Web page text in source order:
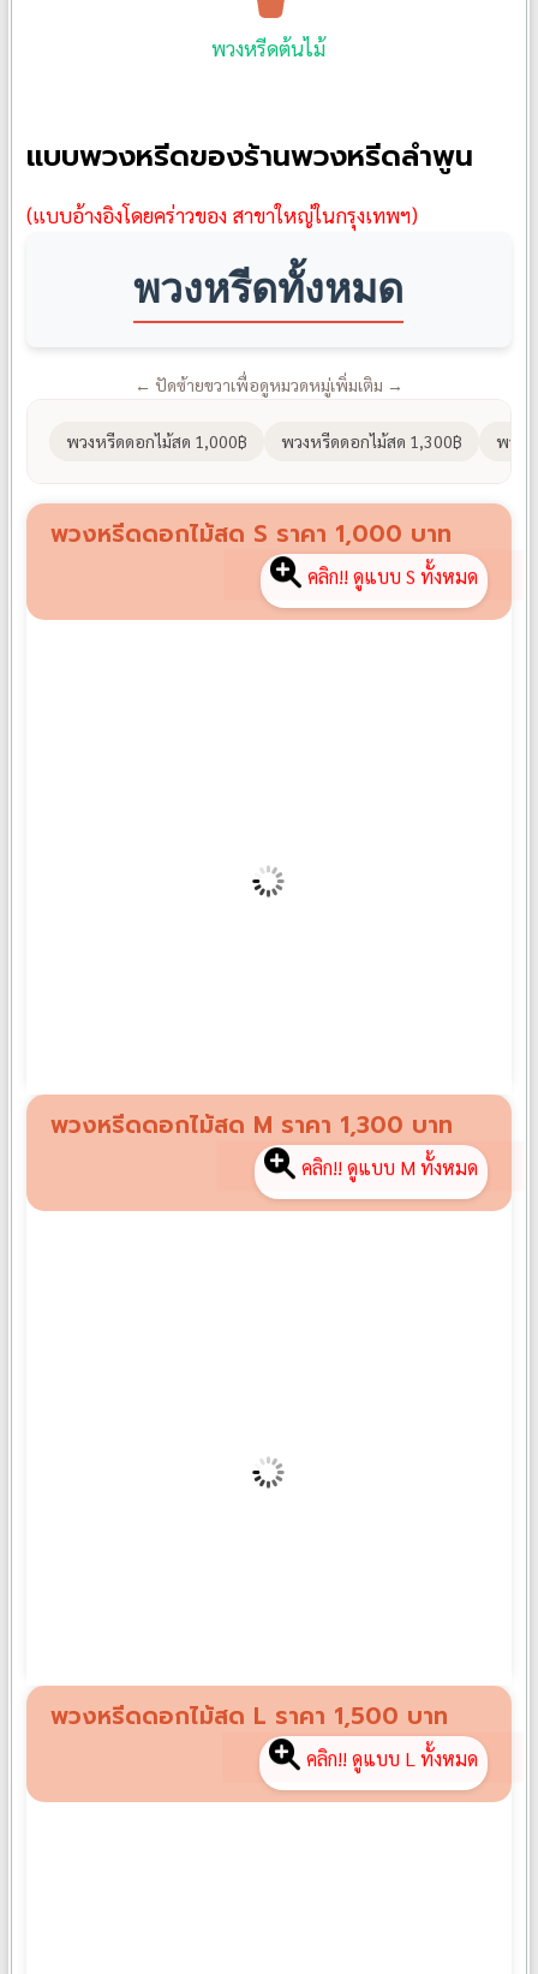
พวงหรีดต้นไม้
แบบพวงหรีดของร้านพวงหรีดลำพูน
(แบบอ้างอิงโดยคร่าวของ สาขาใหญ่ในกรุงเทพฯ)
พวงหรีดทั้งหมด
← ปัดซ้ายขวาเพื่อดูหมวดหมู่เพิ่มเติม →
พวงหรีดดอกไม้สด 1,000฿ พวงหรีดดอกไม้สด 1,300฿ พวง
พวงหรีดดอกไม้สด S ราคา 1,000 บาท
คลิก!! ดูแบบ S ทั้งหมด
พวงหรีดดอกไม้สด M ราคา 1,300 บาท
คลิก!! ดูแบบ M ทั้งหมด
พวงหรีดดอกไม้สด L ราคา 1,500 บาท
คลิก!! ดูแบบ L ทั้งหมด